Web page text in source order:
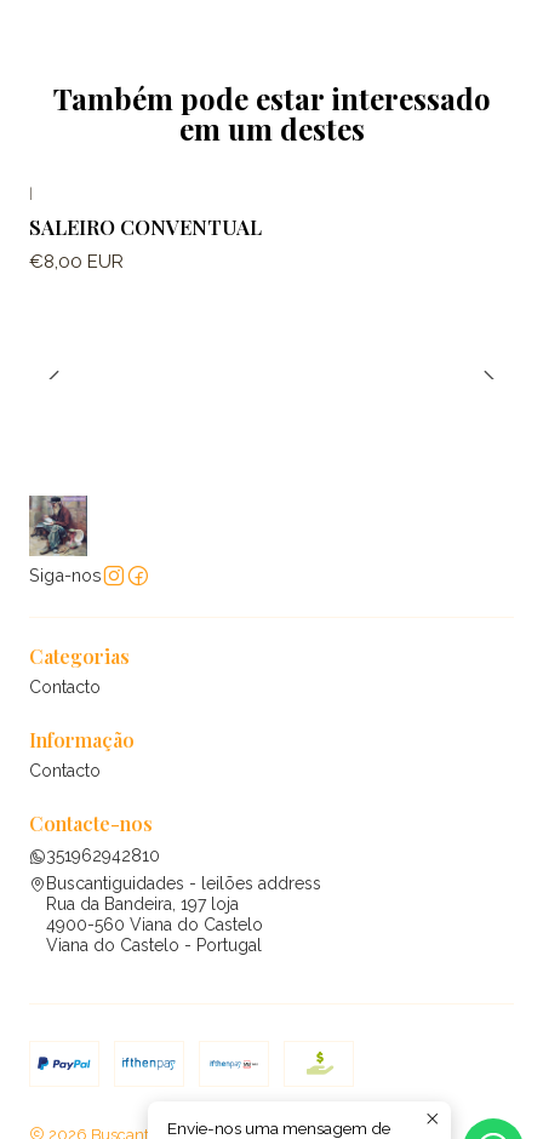
Também pode estar interessado
em um destes
SALEIRO CONVENTUAL
€8,00 EUR
Siga-nos
Categorias
Contacto
Informação
Contacto
Contacte-nos
351962942810
Buscantiguidades - leilões address
Rua da Bandeira, 197 loja
4900-560 Viana do Castelo
Viana do Castelo - Portugal
2026 Buscantiguidades - leilões .
Envie-nos uma mensagem de